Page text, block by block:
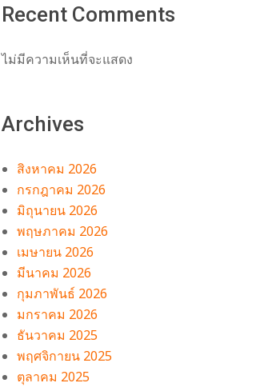
Recent Comments
ไม่มีความเห็นที่จะแสดง
Archives
สิงหาคม 2026
กรกฎาคม 2026
มิถุนายน 2026
พฤษภาคม 2026
เมษายน 2026
มีนาคม 2026
กุมภาพันธ์ 2026
มกราคม 2026
ธันวาคม 2025
พฤศจิกายน 2025
ตุลาคม 2025